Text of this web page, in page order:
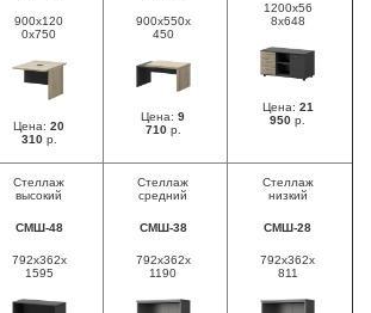
900х120
0х750
Цена: 20
310р.
900х550х
450
Цена: 9
710р.
1200х56
8х648
Цена: 21
950 р.
Стеллаж
высокий
СМШ-48
792х362х
1595
Стеллаж
средний
СМШ-38
792х362х
1190
Стеллаж
низкий
СМШ-28
792х362х
811